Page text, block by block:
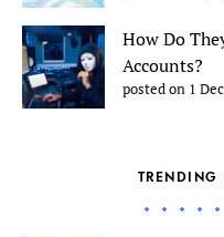
How Do
Accounts?
posted on 1
TRENDING